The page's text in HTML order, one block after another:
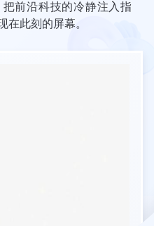
前沿科技的冷静注入指
在此刻的屏幕。